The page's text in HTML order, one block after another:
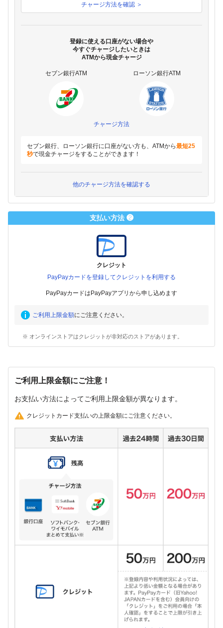
チャージ方法を確認 ＞
登録に使える口座がない場合や
今すぐチャージしたいときは
ATMから現金チャージ
セブン銀行ATM ローソン銀行ATM
チャージ方法
セブン銀行、ローソン銀行に口座がない方も、ATMから最短25
秒で現金チャージをすることができます！
他のチャージ方法を確認する
支払い方法 ❷
クレジット
PayPayカードを登録してクレジットを利用する
PayPayカードはPayPayアプリから申し込めます
ご利用上限金額にご注意ください。
※ オンラインストアはクレジットが非対応のストアがあります。
ご利用上限金額にご注意！
お支払い方法によってご利用上限金額が異なります。
クレジットカード支払いの上限金額にご注意ください。